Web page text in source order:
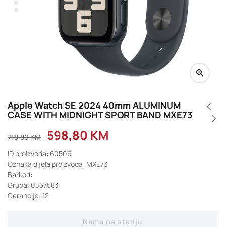
Apple Watch SE 2024 40mm ALUMINUM
CASE WITH MIDNIGHT SPORT BAND MXE73
718,80KM 598,80 KM
ID proizvoda: 60506
Oznaka dijela proizvoda: MXE73
Barkod:
Grupa: 0357583
Garancija: 12
Nema na stanju